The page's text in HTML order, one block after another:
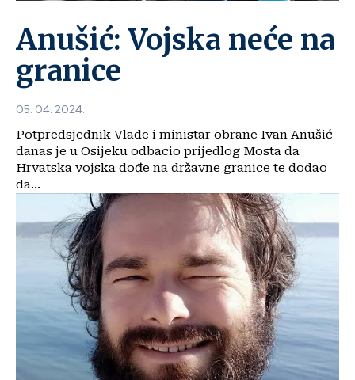
Anušić: Vojska neće na
granice
05. 04. 2024.
Potpredsjednik Vlade i ministar obrane Ivan Anušić
danas je u Osijeku odbacio prijedlog Mosta da
Hrvatska vojska dođe na državne granice te dodao
da...